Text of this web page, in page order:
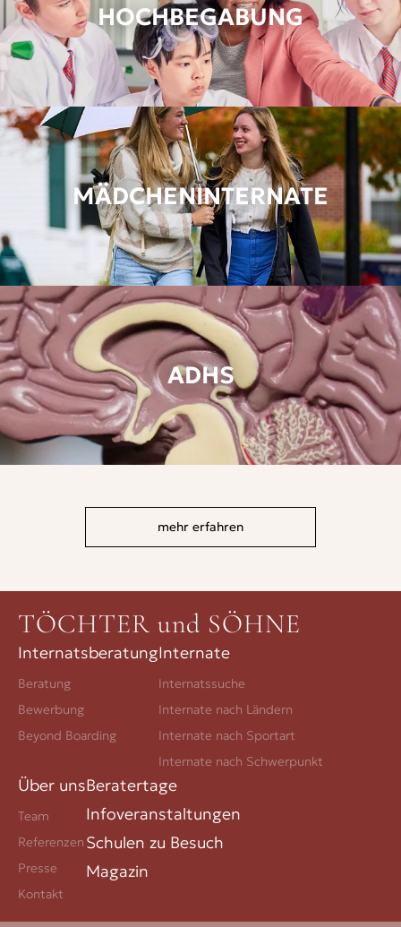
HOCHBEGABUNG
MÄDCHENINTERNATE
ADHS
mehr erfahren
TÖCHTER und SÖHNE
Internatsberatung
Beratung
Bewerbung
Beyond Boarding
Internate
Internatssuche
Internate nach Ländern
Internate nach Sportart
Internate nach Schwerpunkt
Über uns
Team
Referenzen
Presse
Kontakt
Beratertage
Infoveranstaltungen
Schulen zu Besuch
Magazin